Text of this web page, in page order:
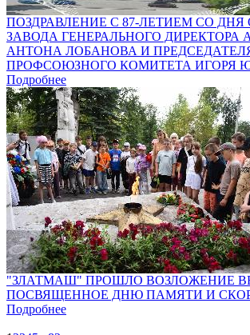
ПОЗДРАВЛЕНИЕ С 87-ЛЕТИЕМ СО
ЗАВОДА ГЕНЕРАЛЬНОГО ДИРЕКТОРА
АНТОНА ЛОБАНОВА И
ПРОФСОЮЗНОГО КОМИТЕТА ИГОРЯ
Подробнее
"ЗЛАТМАШ" ПРОШЛО ВОЗЛОЖЕНИЕ
ПОСВЯЩЕННОЕ ДНЮ ПАМЯТИ И
Подробнее